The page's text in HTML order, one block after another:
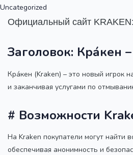
Uncategorized
Официальный сайт KRAKEN:
Заголовок: Кра́кен
Кра́кен (Kraken) – это новый игрок
и заканчивая услугами по
# Возможности
На Kraken покупатели могут найти
обеспечивая анонимность и